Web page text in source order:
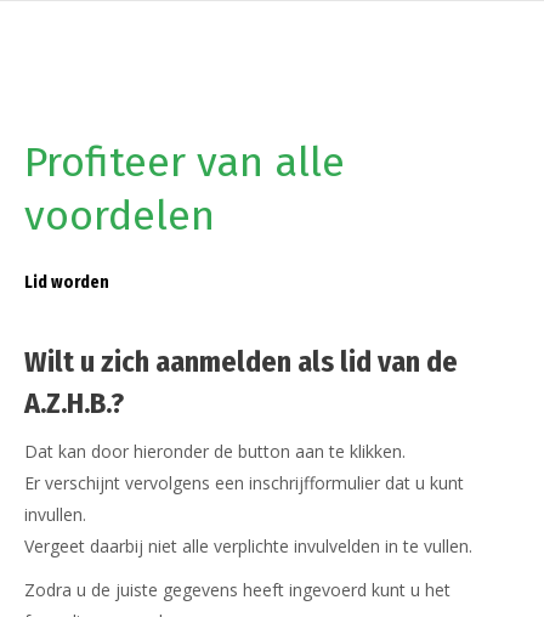
Profiteer van alle
voordelen
Lid worden
Wilt u zich aanmelden als lid van de
A.Z.H.B.?
Dat kan door hieronder de button aan te klikken.
Er verschijnt vervolgens een inschrijfformulier dat u kunt
invullen.
Vergeet daarbij niet alle verplichte invulvelden in te vullen.
Zodra u de juiste gegevens heeft ingevoerd kunt u het